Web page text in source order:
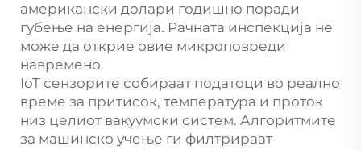
американски долари годишно поради
губење на енергија. Рачната инспекција не
може да открие овие микроповреди
навремено.
IoT сензорите собираат податоци во реално
време за притисок, температура и проток
низ целиот вакуумски систем. Алгоритмите
за машинско учење ги филтрираат